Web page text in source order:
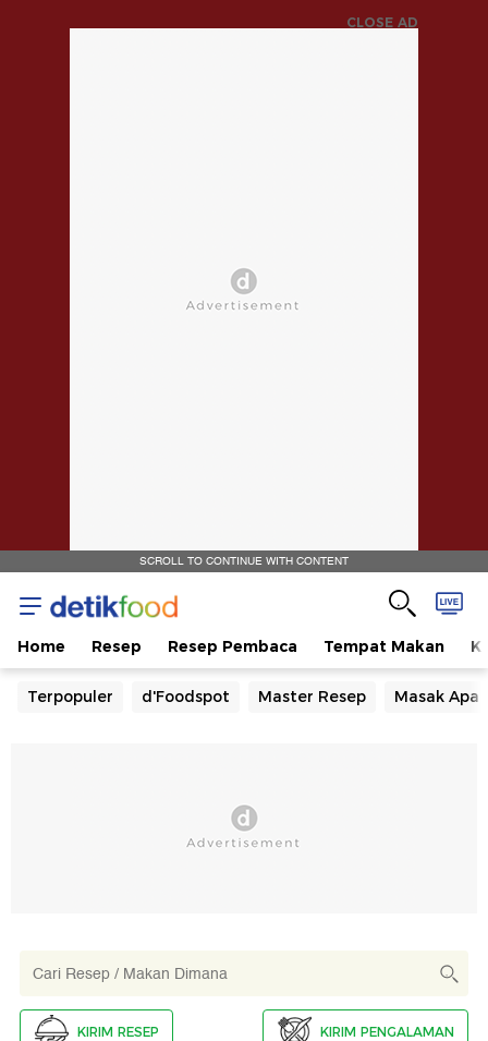
CLOSE AD
SCROLL TO CONTINUE WITH CONTENT
Home Resep Resep Pembaca Tempat Makan
Terpopuler d'Foodspot Master Resep Masak Apa
KIRIM RESEP KIRIM PENGALAMAN